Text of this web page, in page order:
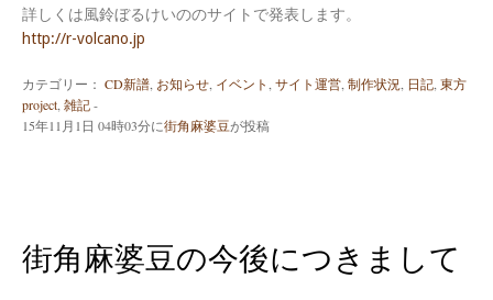
詳しくは風鈴ぼるけいののサイトで発表します。
http://r-volcano.jp
カテゴリー： CD新譜 お知らせ イベント サイト運営 制作状況 日記 東方
project 雑記-
15年11月1日 04時03分に街角麻婆豆が投稿
街角麻婆豆の今後につきまして